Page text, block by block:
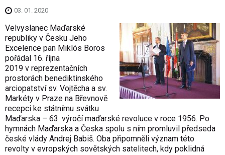
03. 01. 2020
Velvyslanec Maďarské
republiky v Česku Jeho
Excelence pan Miklós Boros
pořádal 16. října
2019 v reprezen­tačních
prostorách benediktinského
arciopatství sv. Vojtěcha a sv.
Markéty v Praze na Břevnově
recepci ke státnímu svátku
Maďarska – 63. výročí maďarské revoluce v roce 1956. Po
hymnách Maďarska a Česka spolu s ním promluvil předseda
české vlády Andrej Babiš. Oba připomněli význam této
revolty v evropských sovětských satelitech, kdy poklidná